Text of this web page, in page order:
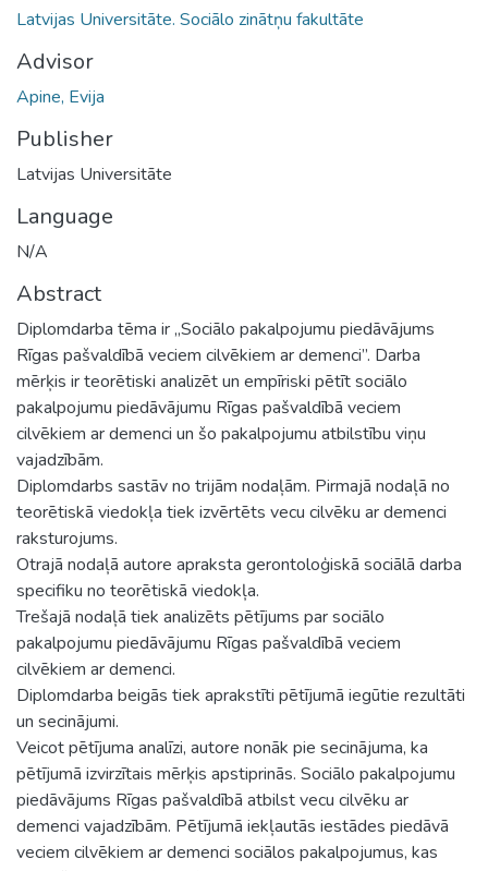
Latvijas Universitāte. Sociālo zinātņu fakultāte
Advisor
Apine, Evija
Publisher
Latvijas Universitāte
Language
N/A
Abstract
Diplomdarba tēma ir „Sociālo pakalpojumu piedāvājums
Rīgas pašvaldībā veciem cilvēkiem ar demenci”. Darba
mērķis ir teorētiski analizēt un empīriski pētīt sociālo
pakalpojumu piedāvājumu Rīgas pašvaldībā veciem
cilvēkiem ar demenci un šo pakalpojumu atbilstību viņu
vajadzībām.
Diplomdarbs sastāv no trijām nodaļām. Pirmajā nodaļā no
teorētiskā viedokļa tiek izvērtēts vecu cilvēku ar demenci
raksturojums.
Otrajā nodaļā autore apraksta gerontoloģiskā sociālā darba
specifiku no teorētiskā viedokļa.
Trešajā nodaļā tiek analizēts pētījums par sociālo
pakalpojumu piedāvājumu Rīgas pašvaldībā veciem
cilvēkiem ar demenci.
Diplomdarba beigās tiek aprakstīti pētījumā iegūtie rezultāti
un secinājumi.
Veicot pētījuma analīzi, autore nonāk pie secinājuma, ka
pētījumā izvirzītais mērķis apstiprinās. Sociālo pakalpojumu
piedāvājums Rīgas pašvaldībā atbilst vecu cilvēku ar
demenci vajadzībām. Pētījumā iekļautās iestādes piedāvā
veciem cilvēkiem ar demenci sociālos pakalpojumus, kas